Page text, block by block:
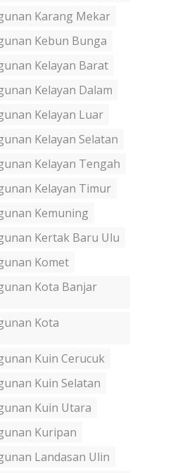
Karang Mekar
Kebun Bunga
Kelayan Barat
Kelayan Dalam
Kelayan Luar
Kelayan Selatan
Kelayan Tengah
Kelayan Timur
Kemuning
Kertak Baru Ulu
Komet
Kota Banjar
Kota
Kuin Cerucuk
Kuin Selatan
Kuin Utara
Kuripan
Landasan Ulin